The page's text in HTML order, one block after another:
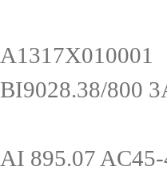
BI9028.38/800
AI 895.07